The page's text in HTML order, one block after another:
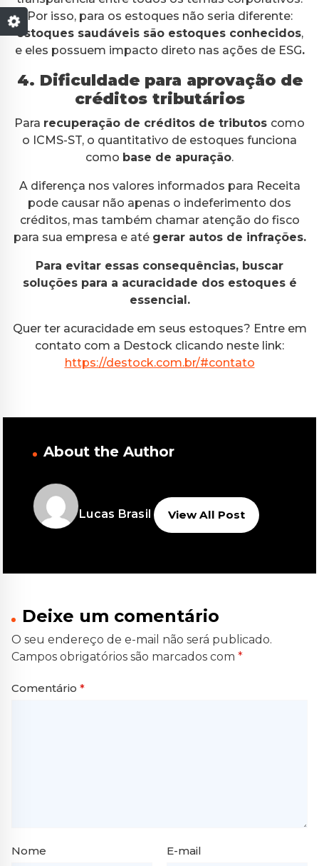
Por isso, para os estoques não seria diferente:
estoques saudáveis são estoques conhecidos,
e eles possuem impacto direto nas ações de ESG.
4. Dificuldade para aprovação de
créditos tributários
Para recuperação de créditos de tributos como
o ICMS-ST, o quantitativo de estoques funciona
como base de apuração.
A diferença nos valores informados para Receita
pode causar não apenas o indeferimento dos
créditos, mas também chamar atenção do fisco
para sua empresa e até gerar autos de infrações.
Para evitar essas consequências, buscar
soluções para a acuracidade dos estoques é
essencial.
Quer ter acuracidade em seus estoques? Entre em
contato com a Destock clicando neste link:
https://destock.com.br/#contato
About the Author
Lucas Brasil View All Post
Deixe um comentário
O seu endereço de e-mail não será publicado.
Campos obrigatórios são marcados com *
Comentário *
Nome E-mail